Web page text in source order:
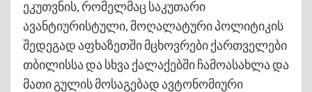
ეკუთვნის, რომელმაც საკუთარი
ავანტიურისტული, მოღალატური პოლიტიკის
შედეგად აფხაზეთში მცხოვრები ქართველები
თბილისსა და სხვა ქალაქებში ჩამოასახლა და
მათი გულის მოსაგებად ავტონომიური